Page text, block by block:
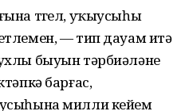
түгел, уҡыусыһы
— тип дауам итә
быуын тәрбиәләне
барғас,
милли кейем